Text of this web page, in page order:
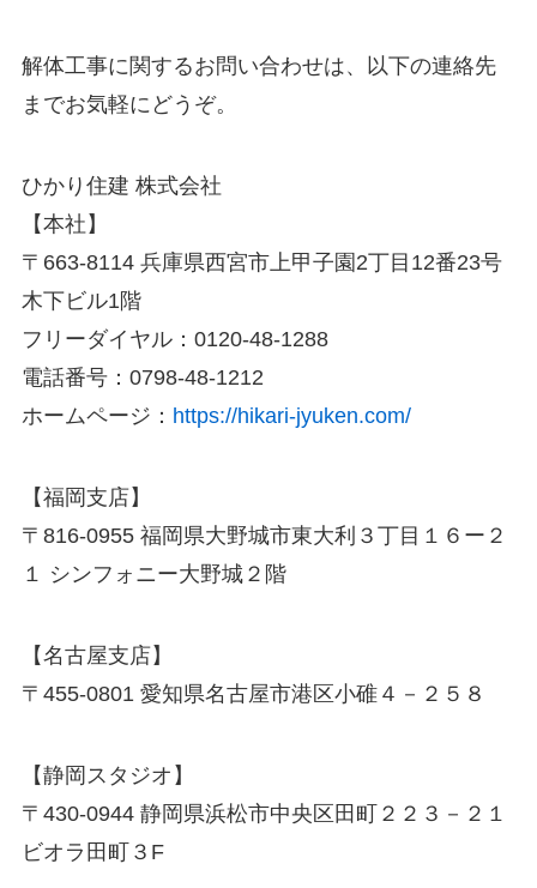
解体工事に関するお問い合わせは、以下の連絡先
までお気軽にどうぞ。
ひかり住建 株式会社
【本社】
〒663-8114 兵庫県西宮市上甲子園2丁目12番23号
木下ビル1階
フリーダイヤル：0120-48-1288
電話番号：0798-48-1212
ホームページ： https://hikari-jyuken.com/
【福岡支店】
〒816-0955 福岡県大野城市東大利３丁目１６ー２
１ シンフォニー大野城２階
【名古屋支店】
〒455-0801 愛知県名古屋市港区小碓４－２５８
【静岡スタジオ】
〒430-0944 静岡県浜松市中央区田町２２３－２１
ビオラ田町３F